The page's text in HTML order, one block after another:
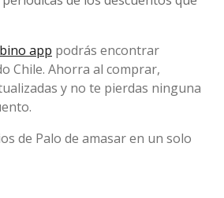
app podrás encontrar
Chile. Ahorra al comprar,
y no te pierdas ninguna
de Palo de amasar en un solo